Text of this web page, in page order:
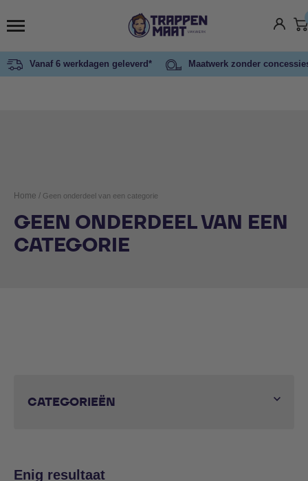
Vanaf 6 werkdagen geleverd* Maatwerk zonder
Home / Geen onderdeel van een categorie
GEEN ONDERDEEL VAN EEN
CATEGORIE
CATEGORIEËN
Enig resultaat